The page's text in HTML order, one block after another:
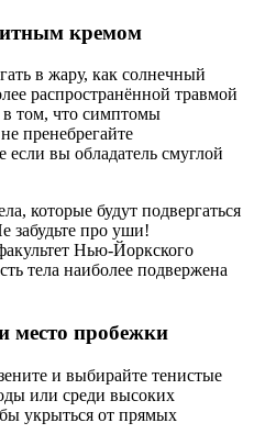
кремом
в жару, как солнечный
распространённой травмой
в том, что симптомы
пренебрегайте
вы обладатель смуглой
которые будут подвергаться
забудьте про уши!
Нью-Йоркского
тела наиболее подвержена
место пробежки
и выбирайте тенистые
или среди высоких
укрыться от прямых